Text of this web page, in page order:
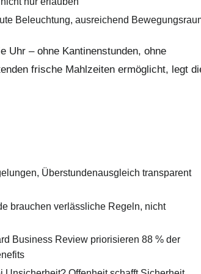
Beleuchtung, ausreichend
Uhr – ohne Kantinenstunden, ohne
frische Mahlzeiten ermöglicht, legt
Überstundenausgleich transparent
brauchen verlässliche Regeln, nicht
Business Review priorisieren 88 % der